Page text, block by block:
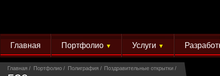
Главная Портфолио ▼ Услуги ▼
Главная Портфолио Полиграфия Поздравительные открытки